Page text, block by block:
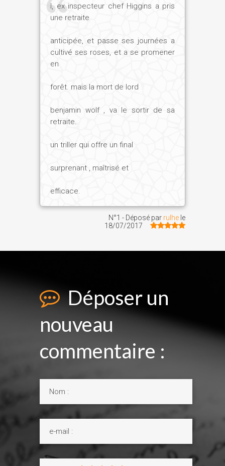
l, ex inspecteur chef Higgins a pris
une retraite
anticipée, et passe ses journées a
cultivé ses roses, et a se promener
en
forêt. mais la mort de lord
benjamin wolf , va le sortir de sa
retraite.
un triller qui offre un final
surprenant , maîtrisé et
efficace.
N°1 - Déposé par rulhe le
18/07/2017
Déposer un
nouveau
commentaire :